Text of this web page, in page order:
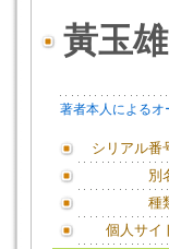
黃玉雄
著者本人によるオ
シリアル番
別
種
個人サイ